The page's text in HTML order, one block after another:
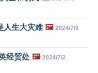
人生大灾难 🖼️ 2024/7/9
经贸处 🖼️ 2024/7/2